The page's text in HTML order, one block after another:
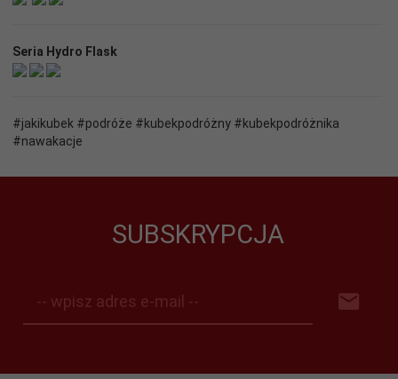
Seria Hydro Flask
#jakikubek #podróże #kubekpodróżny #kubekpodróżnika
#nawakacje
SUBSKRYPCJA
-- wpisz adres e-mail --